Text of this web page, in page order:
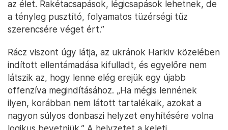
az élet. Rakétacsapások, légicsapások lehetnek, de
a tényleg pusztító, folyamatos tüzérségi tűz
szerencsére véget ért.”
Rácz viszont úgy látja, az ukránok Harkiv közelében
indított ellentámadása kifulladt, és egyelőre nem
látszik az, hogy lenne elég erejük egy újabb
offenzíva megindításához. „Ha mégis lennének
ilyen, korábban nem látott tartalékaik, azokat a
nagyon súlyos donbaszi helyzet enyhítésére volna